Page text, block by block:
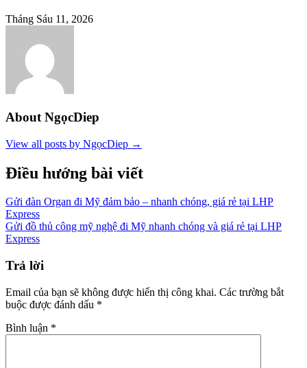
Tháng Sáu 11, 2026
About NgọcDiep
View all posts by NgọcDiep →
Điều hướng bài viết
Gửi đàn Organ đi Mỹ đảm bảo – nhanh chóng, giá rẻ tại LHP
Express
Gửi đồ thủ công mỹ nghệ đi Mỹ nhanh chóng và giá rẻ tại LHP
Express
Trả lời
Email của bạn sẽ không được hiển thị công khai. Các trường bắt
buộc được đánh dấu *
Bình luận *